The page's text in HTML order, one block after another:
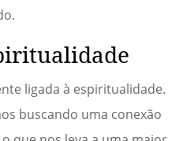
ligada à espiritualidade.
buscando uma conexão